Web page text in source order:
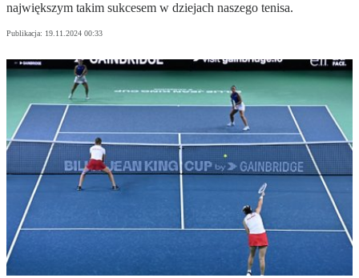
największym takim sukcesem w dziejach naszego tenisa.
Publikacja: 19.11.2024 00:33